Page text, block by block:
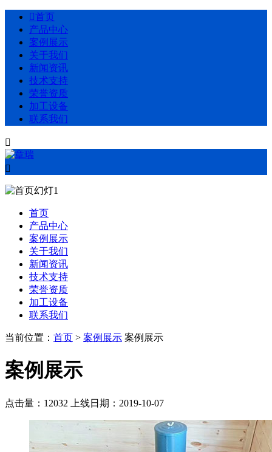
首页
产品中心
案例展示
关于我们
新闻资讯
技术支持
荣誉资质
加工设备
联系我们


首页
产品中心
案例展示
关于我们
新闻资讯
技术支持
荣誉资质
加工设备
联系我们
当前位置： 首页 > 案例展示 案例展示
案例展示
点击量： 12032 上线日期：2019-10-07